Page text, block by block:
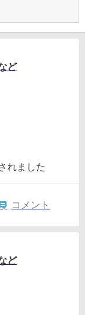
ど
れました
コメント
ど